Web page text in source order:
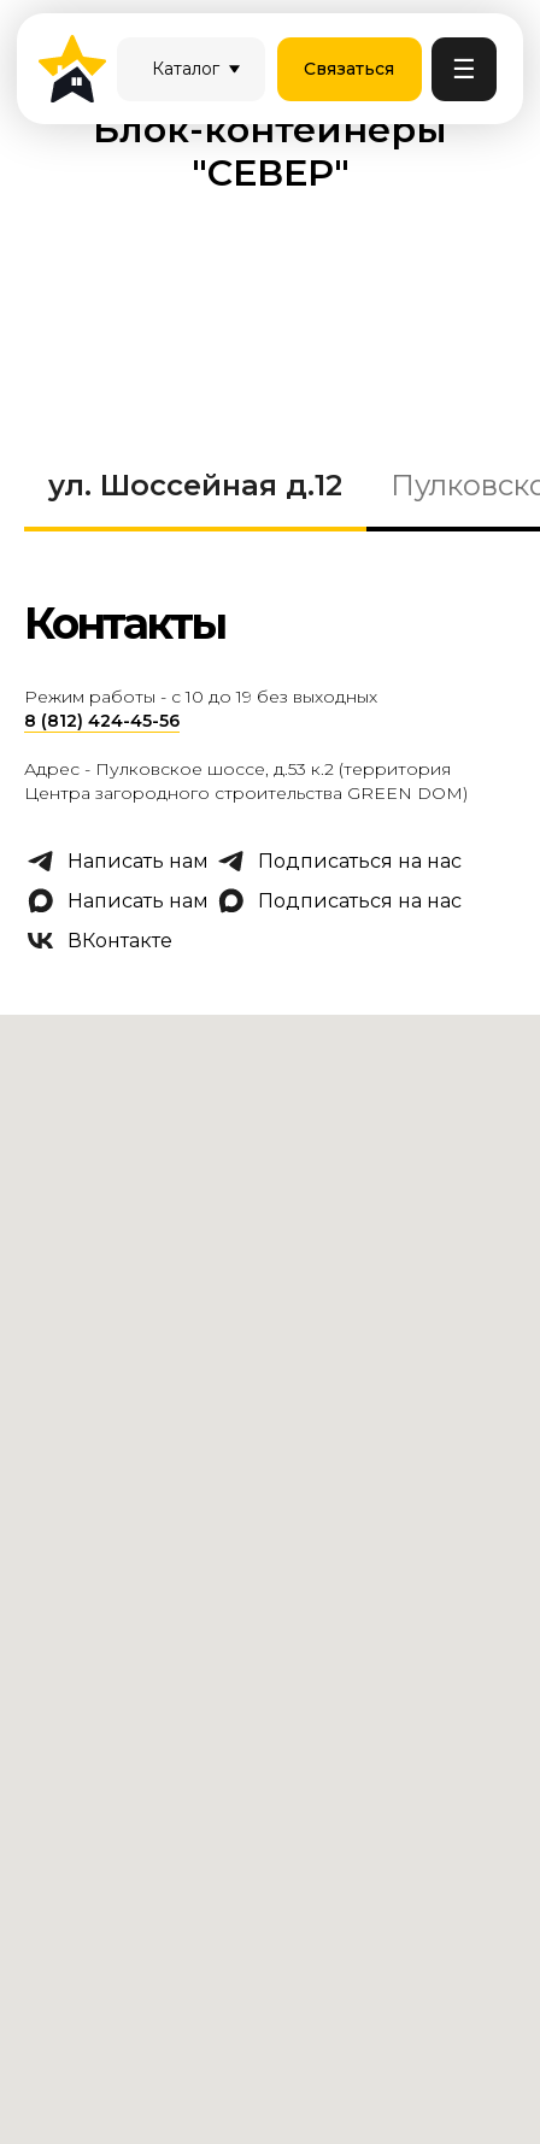
Связаться
Блок-контейнеры
"СЕВЕР"
ул. Шоссейная д.12
Контакты
Режим работы - с 10 до 19 без выходных
8 (812) 424-45-56
Адрес - Пулковское шоссе, д.53 к.2 (территория
Центра загородного строительства GREEN DOM)
Написать нам
Подписаться на нас
Написать нам
Подписаться на нас
ВКонтакте